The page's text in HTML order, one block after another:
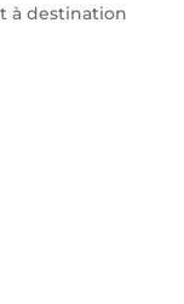
à destination